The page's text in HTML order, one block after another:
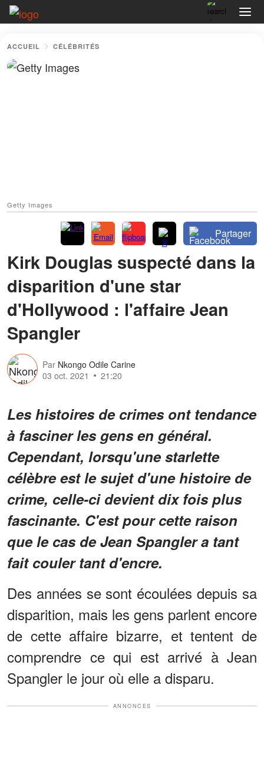
ACCUEIL CÉLÉBRITÉS
Getty Images
Partager
Kirk Douglas suspecté dans la
disparition d'une star
d'Hollywood : l'affaire Jean
Spangler
Par Nkongo Odile Carine
03 oct. 2021
21:20
Les histoires de crimes ont tendance
à fasciner les gens en général.
Cependant, lorsqu'une starlette
célèbre est le sujet d'une histoire de
crime, celle-ci devient dix fois plus
fascinante. C'est pour cette raison
que le cas de Jean Spangler a tant
fait couler tant d'encre.
Des années se sont écoulées depuis sa
disparition, mais les gens parlent encore
de cette affaire bizarre, et tentent de
comprendre ce qui est arrivé à Jean
Spangler le jour où elle a disparu.
ANNONCES